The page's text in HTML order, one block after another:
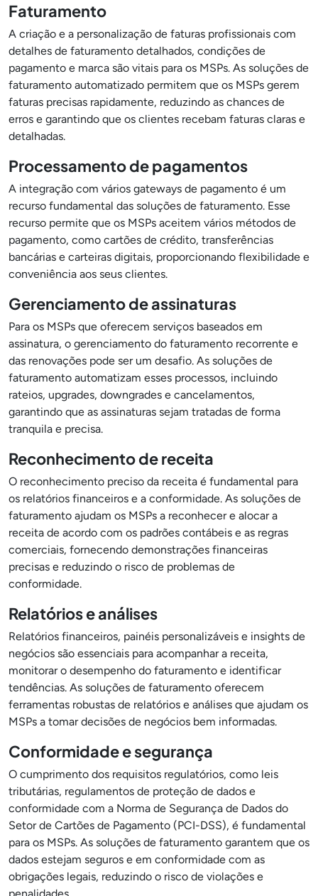
Faturamento
A criação e a personalização de faturas profissionais com
detalhes de faturamento detalhados, condições de
pagamento e marca são vitais para os MSPs. As soluções de
faturamento automatizado permitem que os MSPs gerem
faturas precisas rapidamente, reduzindo as chances de
erros e garantindo que os clientes recebam faturas claras e
detalhadas.
Processamento de pagamentos
A integração com vários gateways de pagamento é um
recurso fundamental das soluções de faturamento. Esse
recurso permite que os MSPs aceitem vários métodos de
pagamento, como cartões de crédito, transferências
bancárias e carteiras digitais, proporcionando flexibilidade e
conveniência aos seus clientes.
Gerenciamento de assinaturas
Para os MSPs que oferecem serviços baseados em
assinatura, o gerenciamento do faturamento recorrente e
das renovações pode ser um desafio. As soluções de
faturamento automatizam esses processos, incluindo
rateios, upgrades, downgrades e cancelamentos,
garantindo que as assinaturas sejam tratadas de forma
tranquila e precisa.
Reconhecimento de receita
O reconhecimento preciso da receita é fundamental para
os relatórios financeiros e a conformidade. As soluções de
faturamento ajudam os MSPs a reconhecer e alocar a
receita de acordo com os padrões contábeis e as regras
comerciais, fornecendo demonstrações financeiras
precisas e reduzindo o risco de problemas de
conformidade.
Relatórios e análises
Relatórios financeiros, painéis personalizáveis e insights de
negócios são essenciais para acompanhar a receita,
monitorar o desempenho do faturamento e identificar
tendências. As soluções de faturamento oferecem
ferramentas robustas de relatórios e análises que ajudam os
MSPs a tomar decisões de negócios bem informadas.
Conformidade e segurança
O cumprimento dos requisitos regulatórios, como leis
tributárias, regulamentos de proteção de dados e
conformidade com a Norma de Segurança de Dados do
Setor de Cartões de Pagamento (PCI-DSS), é fundamental
para os MSPs. As soluções de faturamento garantem que os
dados estejam seguros e em conformidade com as
obrigações legais, reduzindo o risco de violações e